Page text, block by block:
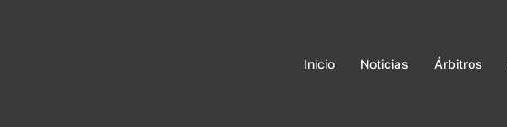
Inicio Noticias Árbitros